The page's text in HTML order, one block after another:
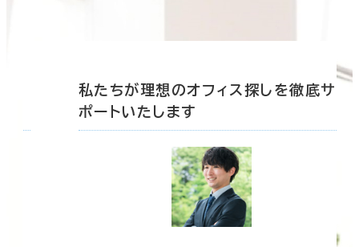
私たちが理想のオフィス探しを徹底サ
ポートいたします